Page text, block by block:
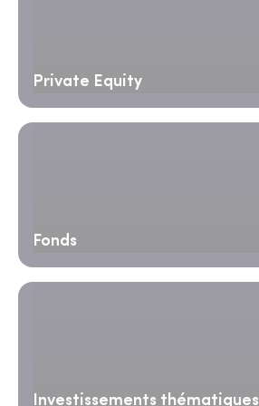
Private Equity
Fonds
Investissements thématiques